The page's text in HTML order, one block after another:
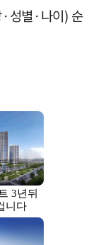
성별·나이) 순